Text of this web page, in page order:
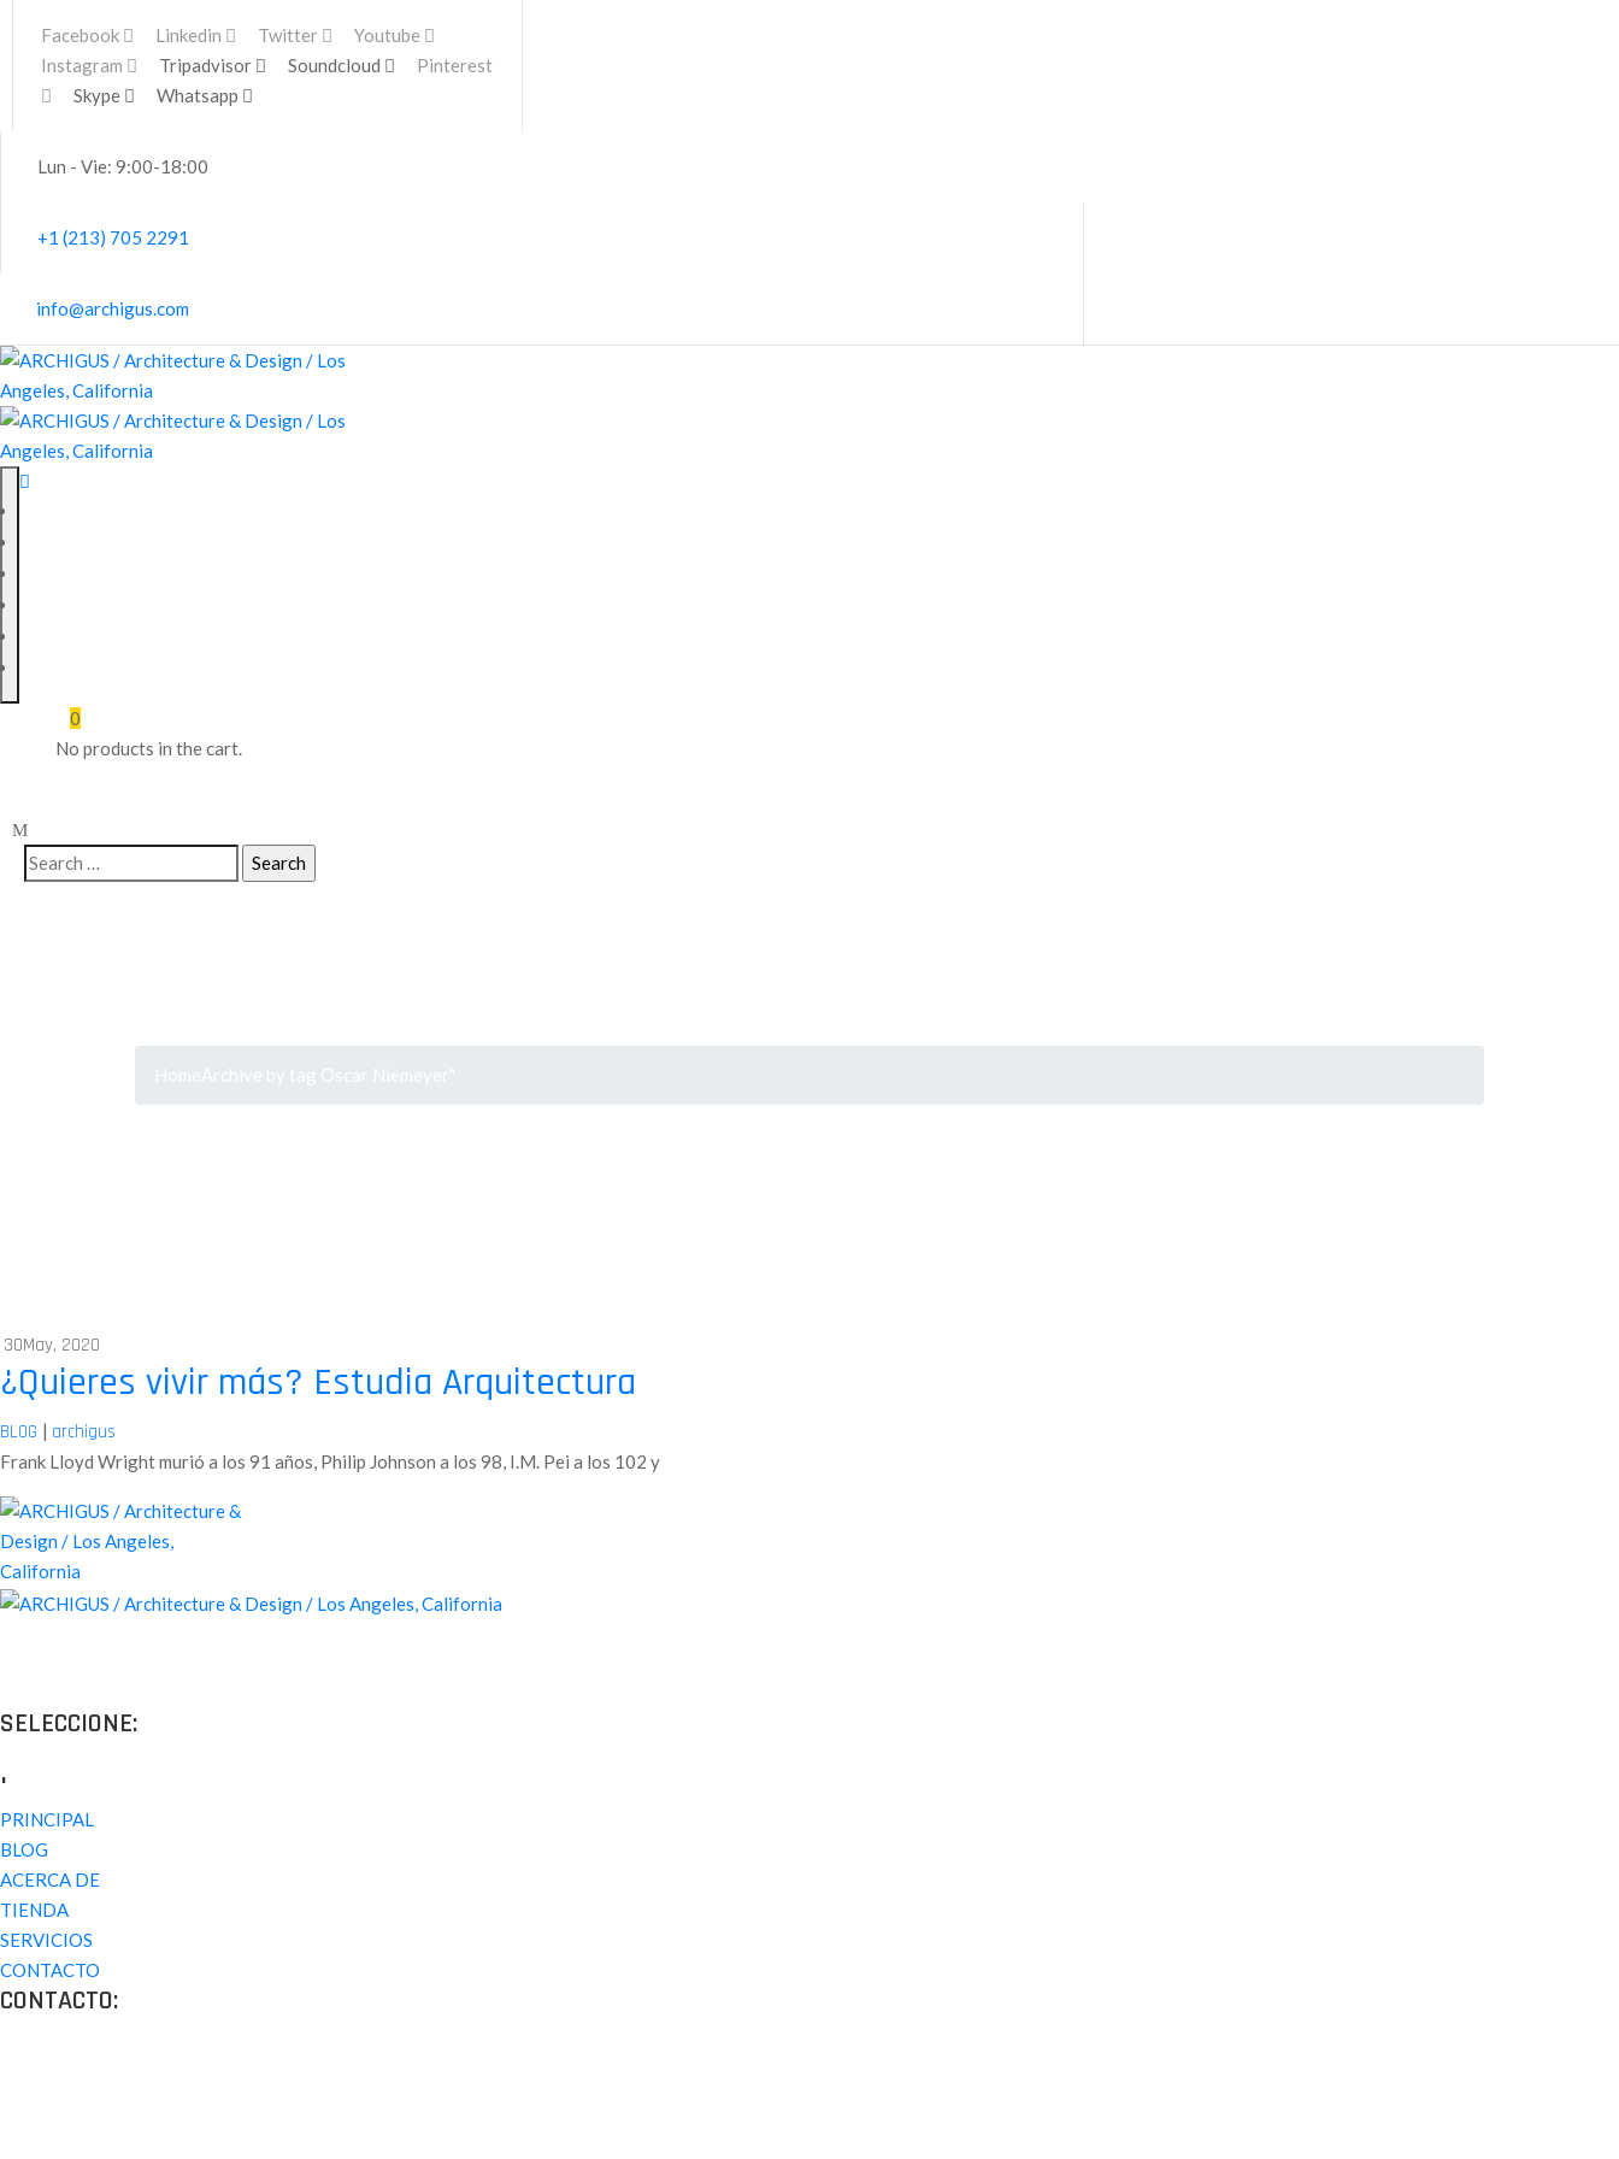
Facebook Linkedin Twitter
Youtube
Instagram
Tripadvisor Soundcloud
Pinterest
Skype
Whatsapp
Lun - Vie: 9:00-18:00
+1 (213) 705 2291
info@archigus.com
0
No products in the cart.
30May, 2020
¿Quieres vivir más? Estudia Arquitectura
BLOG | archigus
Frank Lloyd Wright murió a los 91 años, Philip Johnson a los 98, I.M. Pei a los 102 y
SELECCIONE:
.
PRINCIPAL
BLOG
ACERCA DE
TIENDA
SERVICIOS
CONTACTO
CONTACTO: